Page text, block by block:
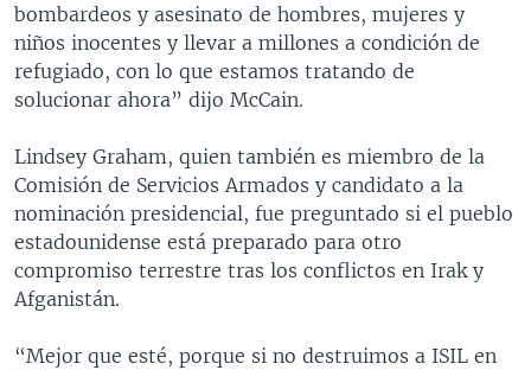
bombardeos y asesinato de hombres, mujeres y
niños inocentes y llevar a millones a condición de
refugiado, con lo que estamos tratando de
solucionar ahora” dijo McCain.
Lindsey Graham, quien también es miembro de la
Comisión de Servicios Armados y candidato a la
nominación presidencial, fue preguntado si el pueblo
estadounidense está preparado para otro
compromiso terrestre tras los conflictos en Irak y
Afganistán.
“Mejor que esté, porque si no destruimos a ISIL en